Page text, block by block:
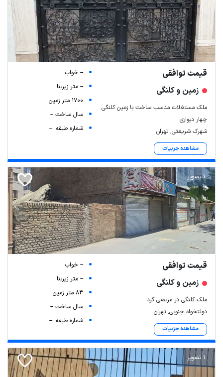
قیمت توافقی
زمین و کلنگی
ملک مستغلات مناسب ساخت با زمین کلنگی
چهار دیواری
شهرک شریعتی, تهران
مشاهده جزییات
-- خواب
-- متر زیربنا
1700 متر زمین
سال ساخت --
شماره طبقه: --
1 تصویر
قیمت توافقی
زمین و کلنگی
ملک کلنگی در مرتضی گرد
دولتخواه جنوبی, تهران
مشاهده جزییات
-- خواب
-- متر زیربنا
83 متر زمین
سال ساخت --
شماره طبقه: --
1 تصویر